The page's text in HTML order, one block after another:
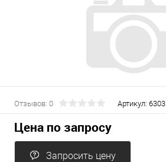
Отзывов: 0 Артикул: 6303
Цена по запросу
Запросить цену